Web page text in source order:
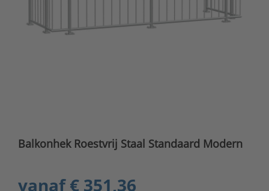
Balkonhek Roestvrij Staal Standaard Modern
vanaf€ 351,36